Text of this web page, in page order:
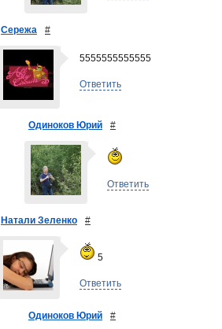
Сережа #
5555555555555
Ответить
Одиноков Юрий #
Ответить
Натали Зеленко #
5
Ответить
Одиноков Юрий #